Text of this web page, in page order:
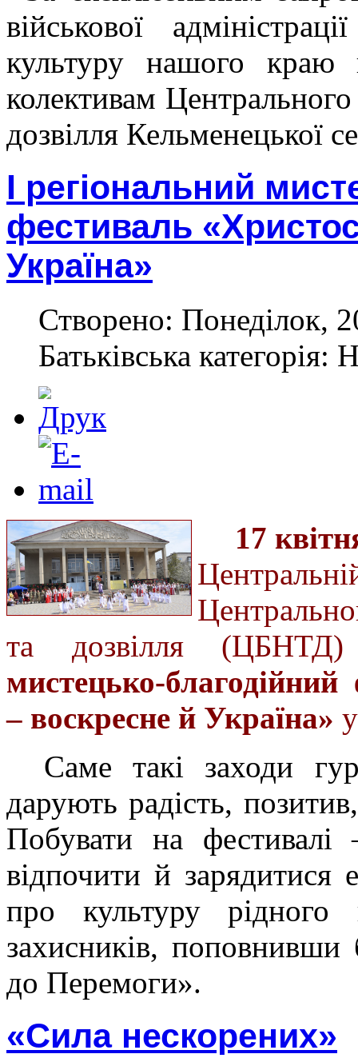
військової
культуру нашого краю
колективам
дозвілля Кельменецької
І регіональний
фестиваль
Україна»
Створено: Понеділок,
Батьківська категорія:
17
та дозвілля
мистецько-
– воскресне й Україна»
Саме такі заходи
дарують радість,
Побувати на
відпочити й зарядитися
про культуру
захисників, поповнивши
до Перемоги».
«Сила нескорених»